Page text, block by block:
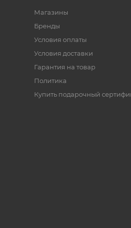
Магазины
Бренды
Условия оплаты
Условия доставки
Гарантия на товар
Политика
Купить подарочный